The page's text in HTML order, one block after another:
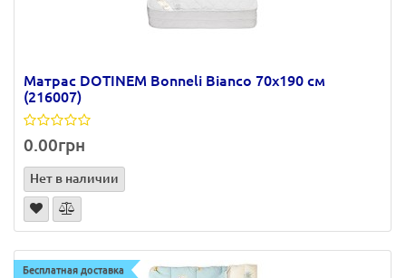
Матрас DOTINEM Bonneli Bianco 70х190 см
(216007)
0.00грн
Нет в наличии
Бесплатная доставка